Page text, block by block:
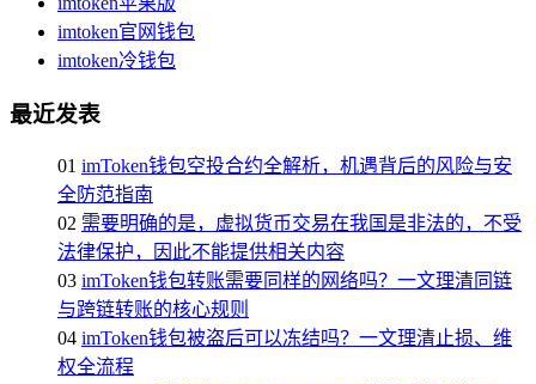
imtoken官网钱包
imtoken冷钱包
最近发表
01 imToken钱包空投合约全解析，机遇背后的风险与安
全防范指南
02 需要明确的是，虚拟货币交易在我国是非法的，不受
法律保护，因此不能提供相关内容
03 imToken钱包转账需要同样的网络吗？一文理清同链
与跨链转账的核心规则
04 imToken钱包被盗后可以冻结吗？一文理清止损、维
权全流程